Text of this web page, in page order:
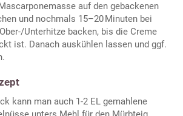
auf den gebackenen
und nochmals 15–20 Minuten bei
Unterhitze backen, bis die Creme
ist. Danach auskühlen lassen und ggf.
kann man auch 1-2 EL gemahlene